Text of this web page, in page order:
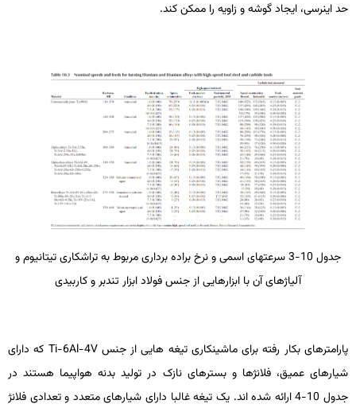
حد اینرسی، ایجاد گوشه­ و زاویه را ممکن کند.
جدول 10-3 سرعت­های اسمی و نرخ براده برداری مربوط به تراشکاری تیتانیوم و
آلیاژهای آن با ابزارهایی از جنس فولاد ابزار تندبر و کاربیدی
پارامترهای بکار رفته برای ماشین­کاری تیغه ­هایی از جنسTi-6Al-4V که دارای
شیارهای عمیق، فلانژها و بسترهای نازک در تولید بدنه هواپیما هستند در
جدول 10-4 ارائه شده­ اند. یک تیغه غالبا دارای شیارهای متعدد و تعدادی فلانژ